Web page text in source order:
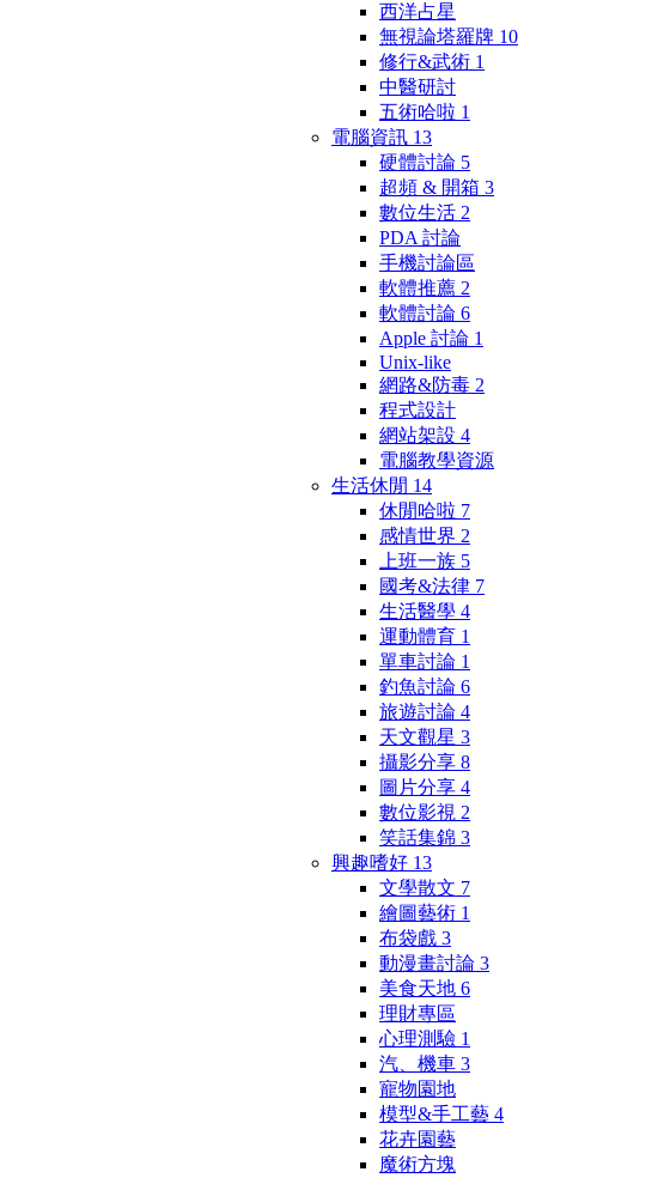
西洋占星
無視論塔羅牌 10
修行&武術 1
中醫研討
五術哈啦 1
電腦資訊 13
硬體討論 5
超頻 & 開箱 3
數位生活 2
PDA 討論
手機討論區
軟體推薦 2
軟體討論 6
Apple 討論 1
Unix-like
網路&防毒 2
程式設計
網站架設 4
電腦教學資源
生活休閒 14
休閒哈啦 7
感情世界 2
上班一族 5
國考&法律 7
生活醫學 4
運動體育 1
單車討論 1
釣魚討論 6
旅遊討論 4
天文觀星 3
攝影分享 8
圖片分享 4
數位影視 2
笑話集錦 3
興趣嗜好 13
文學散文 7
繪圖藝術 1
布袋戲 3
動漫畫討論 3
美食天地 6
理財專區
心理測驗 1
汽、機車 3
寵物園地
模型&手工藝 4
花卉園藝
魔術方塊